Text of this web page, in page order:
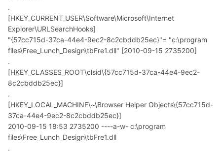
.
[HKEY_CURRENT_USER\Software\Microsoft\Internet
Explorer\URLSearchHooks]
"{57cc715d-37ca-44e4-9ec2-8c2cbddb25ec}"= "c:\program
files\Free_Lunch_Design\tbFre1.dll" [2010-09-15 2735200]
.
[HKEY_CLASSES_ROOT\clsid\{57cc715d-37ca-44e4-9ec2-
8c2cbddb25ec}]
.
[HKEY_LOCAL_MACHINE\~\Browser Helper Objects\{57cc715d-
37ca-44e4-9ec2-8c2cbddb25ec}]
2010-09-15 18:53 2735200 ----a-w- c:\program
files\Free_Lunch_Design\tbFre1.dll
.